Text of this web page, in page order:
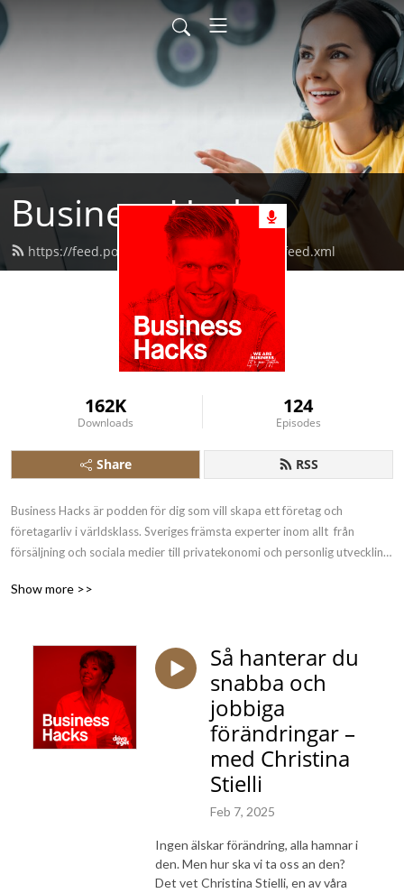
Business Hacks
https://feed.podbean.com/businesshacks/feed.xml
162K
Downloads
124
Episodes
Share RSS
Business Hacks är podden för dig som vill skapa ett företag och
företagarliv i världsklass. Sveriges främsta experter inom allt  från
försäljning och sociala medier till privatekonomi och personlig utveckling
för entreprenörer och företagare som vill levla företagarlivet och lära sig
Podden leds av entreprenören Gustaf Oscarson och ges ut av We are
Business, som också driver företagarsajterna Driva-eget.se och
mittforetag.com.
Show more >>
Så hanterar du
snabba och
jobbiga
förändringar –
med Christina
Stielli
Feb 7, 2025
Ingen älskar förändring, alla hamnar i
den. Men hur ska vi ta oss an den?
Det vet Christina Stielli, en av våra